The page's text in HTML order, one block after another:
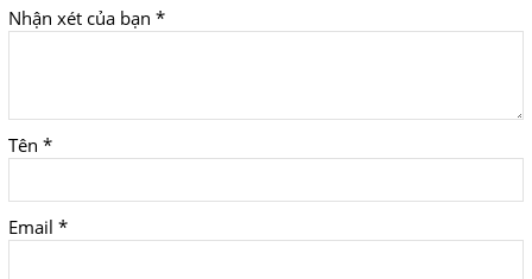
Nhận xét của bạn *
Tên *
Email *